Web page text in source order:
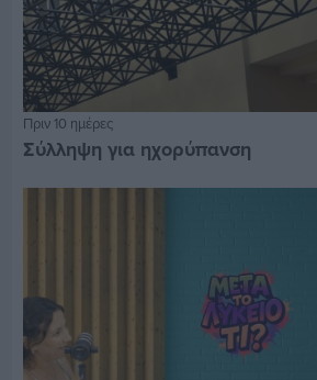
Πριν 10 ημέρες
Σύλληψη για ηχορύπανση